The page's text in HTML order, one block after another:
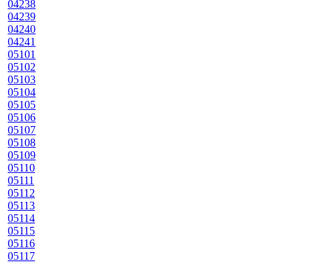
04238
04239
04240
04241
05101
05102
05103
05104
05105
05106
05107
05108
05109
05110
05111
05112
05113
05114
05115
05116
05117